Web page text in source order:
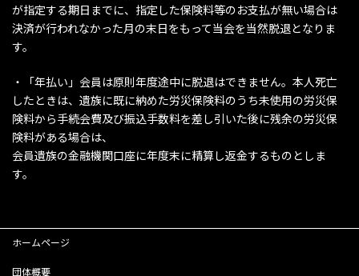
が指定する期日までに、指定した保険料等のお支払が無い場合は
決済が行われなかった月の末日をもって当会を当然脱退となりま
す。
・「年払い」会員は原則年度途中に脱退はできません。本人死亡
したときは、遺族に既に納めた労災保険料のうち未使用の労災保
険料から手続会費及び振込手数料を差し引いた後に残余の労災保
険料がある場合は、
会員遺族の金融機関口座に年度末に精算し返金するものとしま
す。
ホームページ
団体概要